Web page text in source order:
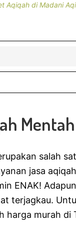
Aqiqah di Madani
salah
jasa
ENAK!
terjagkau.
harga murah